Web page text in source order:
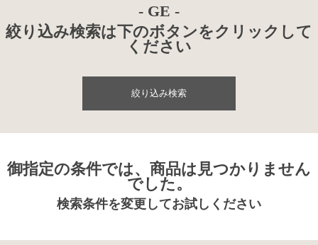
- GE -
絞り込み検索は下のボタンをクリックして
ください
絞り込み検索
御指定の条件では、商品は見つかりません
でした。
検索条件を変更してお試しください